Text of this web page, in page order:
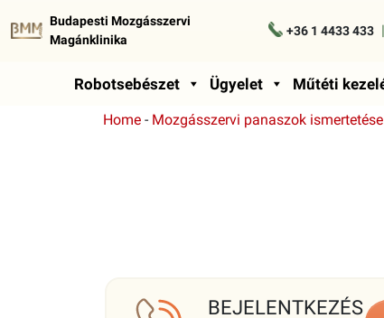
Budapesti Mozgásszervi
Magánklinika
+36 1 4433 433 |
Robotsebészet Ügyelet Műtéti
Home - Mozgásszervi panaszok ismertetése
BEJELENTKEZÉS